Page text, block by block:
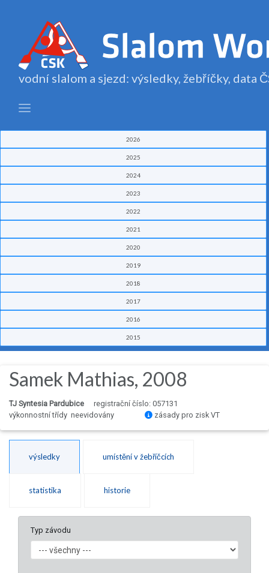
vodní slalom a sjezd: výsledky, žebříčky, data
2026
2025
2024
2023
2022
2021
2020
2019
2018
2017
2016
2015
Samek Mathias, 2008
TJ Syntesia Pardubice
registrační číslo: 057131
výkonnostní třídy neevidovány
zásady pro zisk VT
výsledky umístění v žebříčcích
statistika historie
Typ závodu